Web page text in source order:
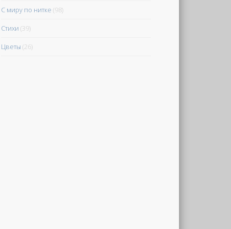
С миру по нитке (98)
Стихи (39)
Цветы (26)